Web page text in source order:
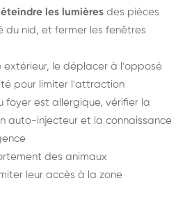
éteindre les lumières des pièces
du nid, et fermer les fenêtres
extérieur, le déplacer à l'opposé
pour limiter l'attraction
foyer est allergique, vérifier la
auto-injecteur et la connaissance
des animaux
leur accès à la zone